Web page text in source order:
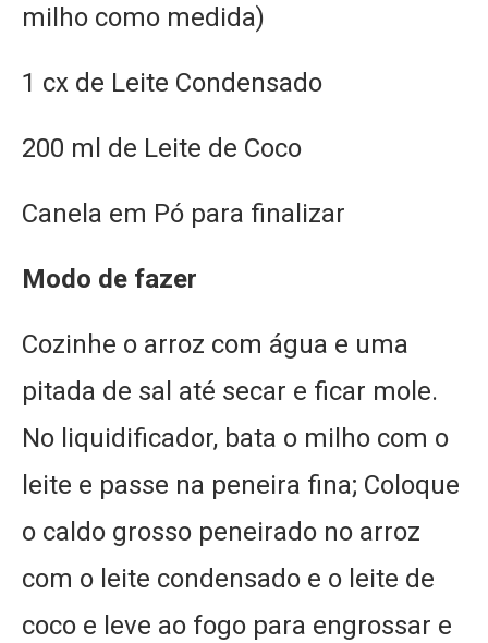
milho como medida)
1 cx de Leite Condensado
200 ml de Leite de Coco
Canela em Pó para finalizar
Modo de fazer
Cozinhe o arroz com água e uma
pitada de sal até secar e ficar mole.
No liquidificador, bata o milho com o
leite e passe na peneira fina; Coloque
o caldo grosso peneirado no arroz
com o leite condensado e o leite de
coco e leve ao fogo para engrossar e